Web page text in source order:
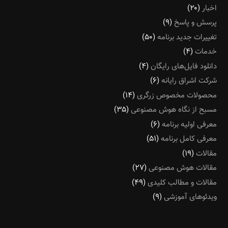
اخبار (۲۰)
پرسش و پاسخ (۹)
تغییرات جدید برنامه (۵۰)
خدمات(۴)
دانلود فایل‌های رایگان(۴)
شرکت اشراق رایانه (۶)
محصولات مخصوص زرگری(۱۴)
مسبح از نگاه هوش مصنوعی(۳۵)
معرفی اولیه برنامه (۶)
معرفی کامل برنامه (۵۱)
مقالات(۱۹)
مقالات هوش مصنوعی(۲۷)
مقالات و مطالب کلیدی(۴۹)
ویدئوهای آموزشی(۹)